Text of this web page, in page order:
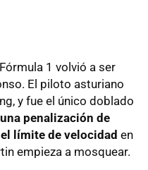
1 volvió a ser
El piloto asturiano
y fue el único doblado
una penalización de
límite de velocidad en
empieza a mosquear.